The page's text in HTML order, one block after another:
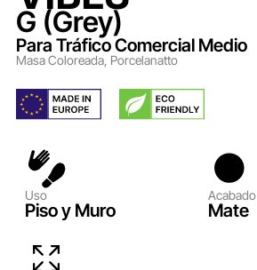
G (Grey)
Para Tráfico Comercial Medio
Masa Coloreada Porcelanatto
Uso
Piso y Muro
Acabado
Mate